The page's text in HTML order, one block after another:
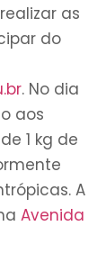
as
do
. No dia
aos
1 kg de
A
Avenida